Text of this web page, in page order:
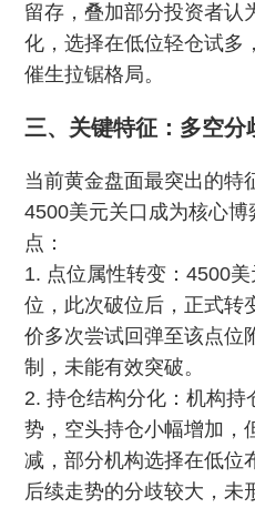
留存，叠加部分投资者认
化，选择在低位轻仓试多
催生拉锯格局。
三、关键特征：多空
当前黄金盘面最突出的特
4500美元关口成为核心
点：
1. 点位属性转变：4500
位，此次破位后，正式转
价多次尝试回弹至该点位
制，未能有效突破。
2. 持仓结构分化：机构持
势，空头持仓小幅增加，
减，部分机构选择在低位
后续走势的分歧较大，未